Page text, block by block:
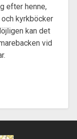
efter henne,
kyrkböcker
kan det
vid